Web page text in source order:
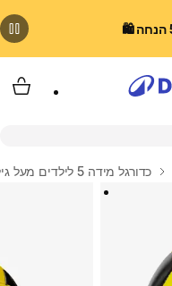
כדורגל מידה 5 לילדים מעל גיל 12, דגם FIRST KICK - צהוב